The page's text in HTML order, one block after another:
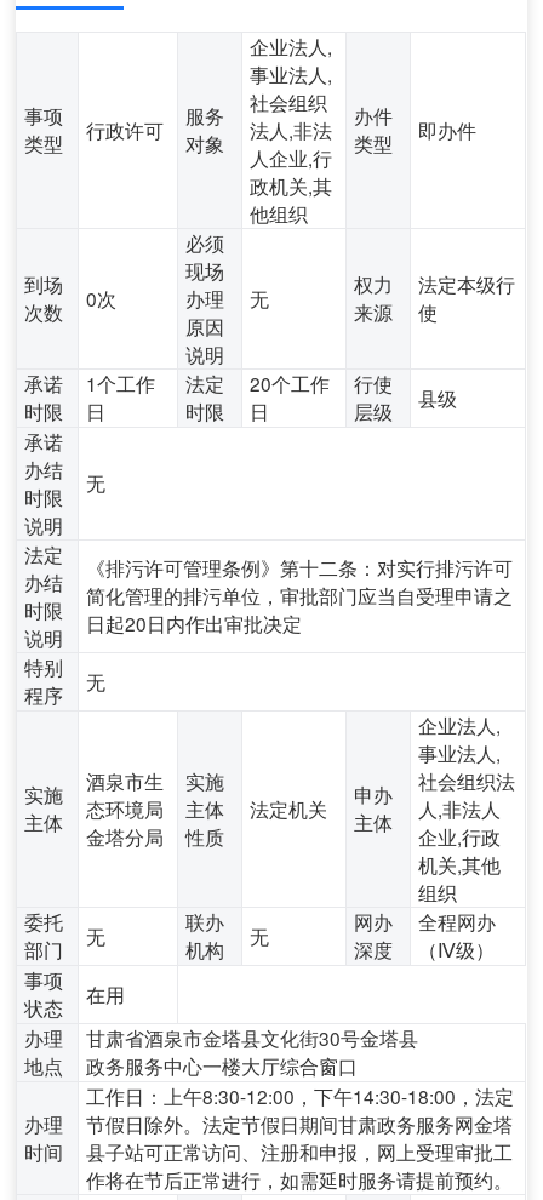
事项
类型
行政许可
服务
对象
企业法人,
事业法人,
社会组织
法人,非法
人企业,行
政机关,其
他组织
办件
类型
即办件
到场
次数
0次
必须
现场
办理
原因
说明
无
权力
来源
法定本级行
使
承诺
时限
1个工作
日
法定
时限
20个工作
日
行使
层级
县级
承诺
办结
时限
说明
无
法定
办结
时限
说明
《排污许可管理条例》第十二条：对实行排污许可
简化管理的排污单位，审批部门应当自受理申请之
日起20日内作出审批决定
特别
程序
无
实施
主体
酒泉市生
态环境局
金塔分局
实施
主体
性质
法定机关
申办
主体
企业法人,
事业法人,
社会组织法
人,非法人
企业,行政
机关,其他
组织
委托
部门
无
联办
机构
无
网办
深度
全程网办
（Ⅳ级）
事项
状态
在用
办理
地点
甘肃省酒泉市金塔县文化街30号金塔县
政务服务中心一楼大厅综合窗口
办理
时间
工作日：上午8:30-12:00，下午14:30-18:00，法定
节假日除外。法定节假日期间甘肃政务服务网金塔
县子站可正常访问、注册和申报，网上受理审批工
作将在节后正常进行，如需延时服务请提前预约。